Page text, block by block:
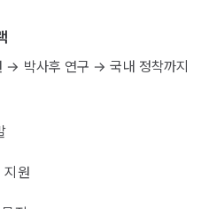
박사후 연구 → 국내 정착까지
지원